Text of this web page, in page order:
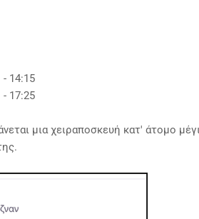
14:15
17:25
μια χειραποσκευή κατ' άτομο